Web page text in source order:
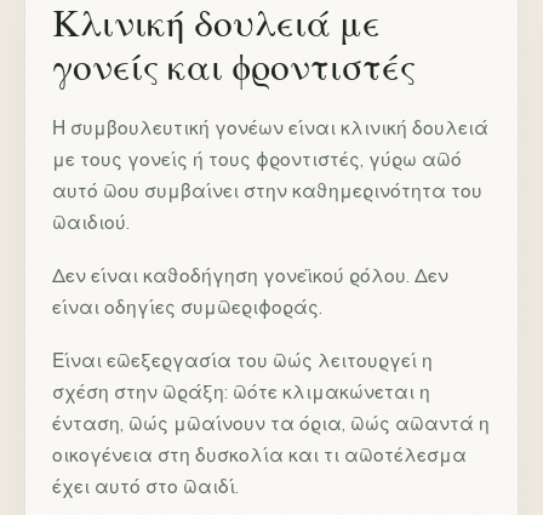
Κλινική δουλειά με
γονείς και φροντιστές
Η συμβουλευτική γονέων είναι κλινική δουλειά
με τους γονείς ή τους φροντιστές, γύρω από
αυτό που συμβαίνει στην καθημερινότητα του
παιδιού.
Δεν είναι καθοδήγηση γονεϊκού ρόλου. Δεν
είναι οδηγίες συμπεριφοράς.
Είναι επεξεργασία του πώς λειτουργεί η
σχέση στην πράξη: πότε κλιμακώνεται η
ένταση, πώς μπαίνουν τα όρια, πώς απαντά η
οικογένεια στη δυσκολία και τι αποτέλεσμα
έχει αυτό στο παιδί.